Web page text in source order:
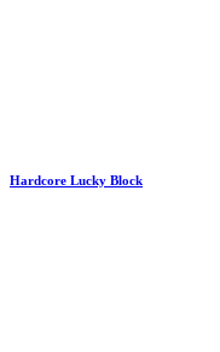
Hardcore Lucky Block